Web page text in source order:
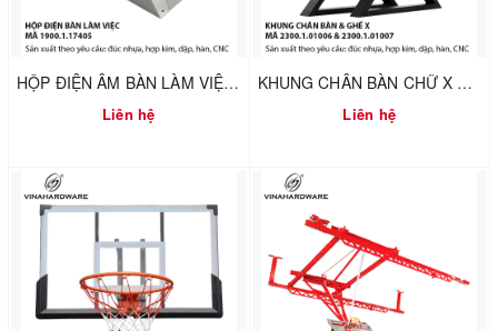
HỘP ĐIỆN ÂM BÀN LÀM VIỆC – MÃ 1900.1.17405
Liên hệ
KHUNG CHÂN BÀN CHỮ X 2300.1.01006
Liên hệ